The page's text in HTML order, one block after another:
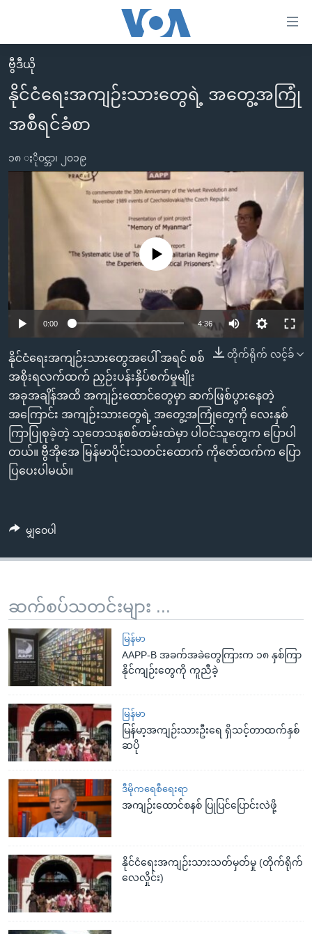
လွယ်ကူ
စေ
သည့်
များ
ကြည့်
ရန်
စာမျက်နှာ
သို့
ကျော်
ကြည့်
ရန်
ရှာဖွေ
ရန်
ကျော်
မူလစာမျက်နှာ
မြန်မာ
ကမ္ဘာ့သတင်းများ
အမေရိကန်
သတင်းလွတ်လပ်ခွင့်
ရပ်ဝန်းတခု လမ်းတခု အလွန်
အမေရိကန်သုံးအီဒီယံ
ရုပ်ရှင်ထဲက အင်္ဂလိပ်စာ
သုတပဒေသာ အင်္ဂလိပ်စာ
အပတ်စဉ်ကဏ္ဍများ
ရေဒီယိုနှင့်ရုပ်သံ အချက်အလက်များ
ရေဒီယို/တီဗွီအစီအစဉ်
Learning English
ဗွီအိုအေ လူမှုကွန်ယက်များ
ဘာသာစကားများ
ဗွီဒီယို
နိုင်ငံရေးအကျဉ်းသားတွေရဲ့ အတွေ့အကြုံ
အစီရင်ခံစာ
၁၈ ႏိုဝင္ဘာ၊ ၂၀၁၉
No media source currently available
0:00 4:36
တိုက်ရိုက် လင့်ခ်
နိုင်ငံရေးအကျဉ်းသားတွေအပေါ် အရင် စစ်
အစိုးရလက်ထက် ညှဉ်းပန်းနှိပ်စက်မှုမျိုး
အခုအချိန်အထိ အကျဉ်းထောင်တွေမှာ ဆက်ဖြစ်ပွားနေတဲ့
အကြောင်း အကျဉ်းသားတွေရဲ့ အတွေ့အကြုံတွေကို လေးနှစ်
ကြာပြုစုခဲ့တဲ့ သုတေသနစစ်တမ်းထဲမှာ ပါဝင်သူတွေက ပြောပါ
တယ်။ ဗွီအိုအေ မြန်မာပိုင်းသတင်းထောက် ကိုဇော်ထက်က ပြော
ပြပေးပါမယ်။
မျှဝေပါ
ဆက်စပ်သတင်းများ ...
မြန်မာ
AAPP-B အခက်အခဲတွေကြားက ၁၈ နှစ်ကြာ
နိုင်ကျဉ်းတွေကို ကူညီခဲ့
မြန်မာ
မြန်မာ့အကျဉ်းသားဦးရေ ရှိသင့်တာထက်နှစ်
ဆပို
ဒီမိုကရေစီရေးရာ
အကျဉ်းထောင်စနစ် ပြုပြင်ပြောင်းလဲဖို့
နိုင်ငံရေးအကျဉ်းသားသတ်မှတ်မှု (တိုက်ရိုက်
လေလှိုင်း)